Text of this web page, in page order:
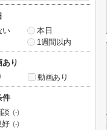
い
本日
1週間以内
あり
動画あり
件
談 (-)
好 (-)